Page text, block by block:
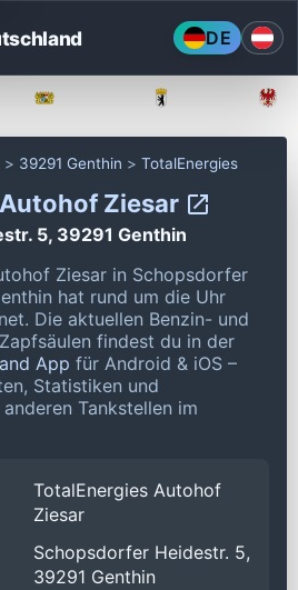
DE
39291 Genthin TotalEnergies
Ziesar
5, 39291 Genthin
Ziesar in Schopsdorfer
hat rund um die Uhr
Die aktuellen Benzin- und
findest du in der
App für Android & iOS –
Statistiken und
Tankstellen im
TotalEnergies Autohof
Ziesar
Schopsdorfer Heidestr. 5,
39291 Genthin